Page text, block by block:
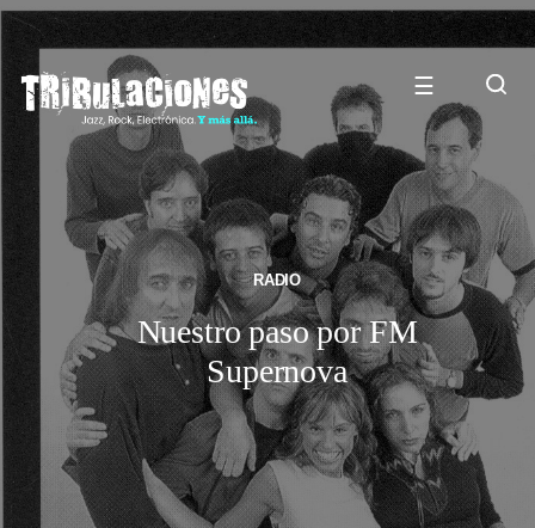
☰
RADIO
Nuestro paso por FM
Supernova